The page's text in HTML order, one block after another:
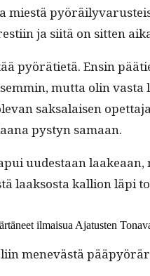
miestä
ja siitä on sit­ten
pyöräti­etä. Ensin
mut­ta olin
sak­salaisen
pystyn samaan.
uud­estaan
laak­sos­ta kallion läpi
ilmaisua Aja­tusten
menevästä